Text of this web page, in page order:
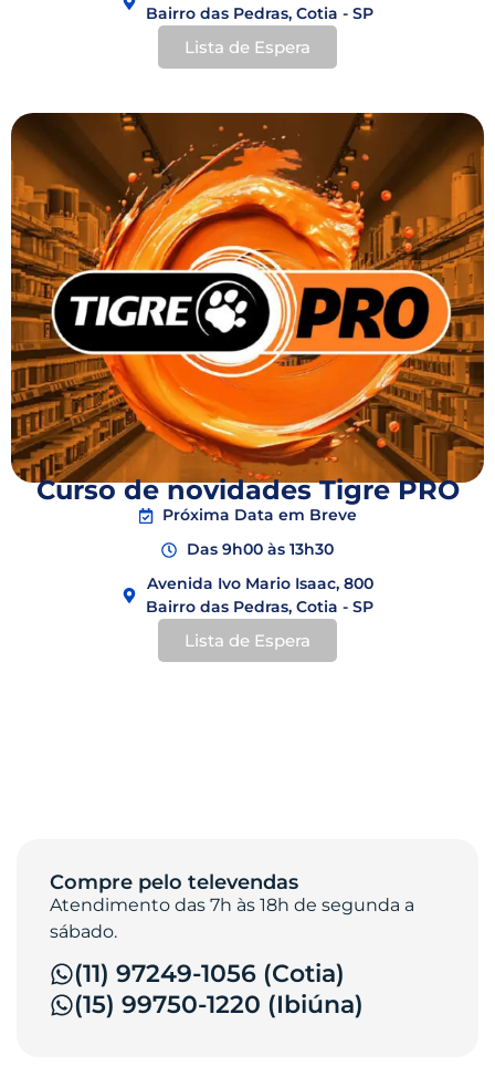
Bairro das Pedras, Cotia - SP
Lista de Espera
Curso de novidades Tigre PRO
Próxima Data em Breve
Das 9h00 às 13h30
Avenida Ivo Mario Isaac, 800
Bairro das Pedras, Cotia - SP
Lista de Espera
Compre pelo televendas
Atendimento das 7h às 18h de segunda a
sábado.
(11) 97249-1056 (Cotia)
(15) 99750-1220 (Ibiúna)